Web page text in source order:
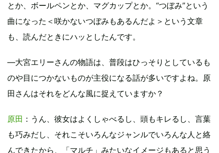
とか、ボールペンとか、マグカップとか。“つぼみ”という
曲になった＜咲かないつぼみもあるんだよ＞という文章
も、読んだときにハッとしたんです。
―大宮エリーさんの物語は、普段はひっそりとしているも
のや目につかないものが主役になる話が多いですよね。原
田さんはそれをどんな風に捉えていますか？
原田 ：うん、彼女はよくしゃべるし、頭もキレるし、言葉
も巧みだし、それこそいろんなジャンルでいろんな人と絡
んできたから、「マルチ」みたいなイメージもあると思う